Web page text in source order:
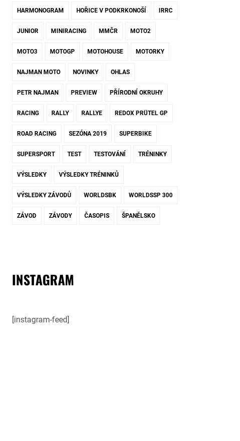
HARMONOGRAM HOŘICE V PODKRKONOŠÍ IRRC
JUNIOR MINIRACING MMČR MOTO2
MOTO3 MOTOGP MOTOHOUSE MOTORKY
NAJMAN MOTO NOVINKY OHLAS
PETR NAJMAN PREVIEW PŘÍRODNÍ OKRUHY
RACING RALLY RALLYE REDOX PRÜTEL GP
ROAD RACING SEZÓNA 2019 SUPERBIKE
SUPERSPORT TEST TESTOVÁNÍ TRÉNINKY
VÝSLEDKY VÝSLEDKY TRÉNINKŮ
VÝSLEDKY ZÁVODŮ WORLDSBK WORLDSSP 300
ZÁVOD ZÁVODY ČASOPIS ŠPANĚLSKO
INSTAGRAM
[instagram-feed]